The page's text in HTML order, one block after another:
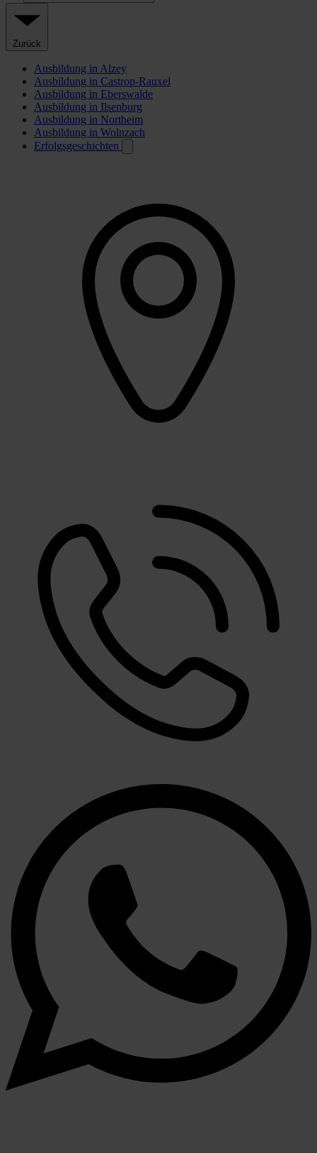
Zurück
Ausbildung in Alzey
Ausbildung in Castrop-Rauxel
Ausbildung in Eberswalde
Ausbildung in Ilsenburg
Ausbildung in Northeim
Ausbildung in Wolnzach
Erfolgsgeschichten